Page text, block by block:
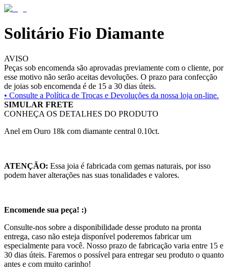
Solitário Fio Diamante
AVISO
Peças sob encomenda são aprovadas previamente com o cliente, por
esse motivo não serão aceitas devoluções. O prazo para confecção
de joias sob encomenda é de 15 a 30 dias úteis.
• Consulte a Política de Trocas e Devoluções da nossa loja on-line.
SIMULAR FRETE
CONHEÇA OS DETALHES DO PRODUTO
Anel em Ouro 18k com diamante central 0.10ct.
ATENÇÃO: Essa joia é fabricada com gemas naturais, por isso
podem haver alterações nas suas tonalidades e valores.
Encomende sua peça! :)
Consulte-nos sobre a disponibilidade desse produto na pronta
entrega, caso não esteja disponível poderemos fabricar um
especialmente para você. Nosso prazo de fabricação varia entre 15 e
30 dias úteis. Faremos o possível para entregar seu produto o quanto
antes e com muito carinho!